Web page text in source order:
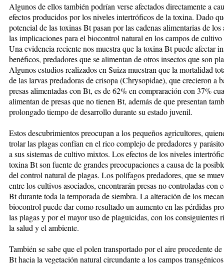
Algunos de ellos también podrían verse afectados directamente a
efectos producidos por los nive­les intertróficos de la toxina. Da­do
potencial de las toxinas Bt pasan por las cadenas ali­mentarias de los
las implicaciones para el biocontrol natural en los campos de cul­ti­vo
Una evidencia reciente nos muestra que la toxina Bt puede afec­tar
benéficos, predadores que se ali­men­tan de otros insectos que son
Algunos estudios realizados en Sui­za muestran que la mortalidad
de las larvas predadoras de crisopa (Chrysopidae), que cre­cieron a
presas alimentadas con Bt, es de 62% en compraración con 37%
alimentan de pre­­sas que no tienen Bt, además de que presentan
prolongado tiem­po de desarrollo durante su estado juvenil.
Estos descubrimientos preocupan a los pequeños agricultores,
trolar las plagas confían en el rico complejo de predadores y
a sus sistemas de culti­vo mix­tos. Los efectos de los niveles
toxina Bt son fuente de grandes preocupaciones a causa de la
del control na­tural de plagas. Los polífagos preda­do­­res, que se
entre los cul­tivos asociados, encontrarán presas no controladas con
Bt du­­ran­te toda la temporada de siembra. La alteración de los
bio­control puede dar como resultado un aumento en las pérdidas
las plagas y por el mayor uso de plaguicidas, con los consiguientes
la salud y el ambiente.
También se sabe que el polen trans­por­ta­do por el aire procedente
Bt hacia la vegetación natural circundante a los campos